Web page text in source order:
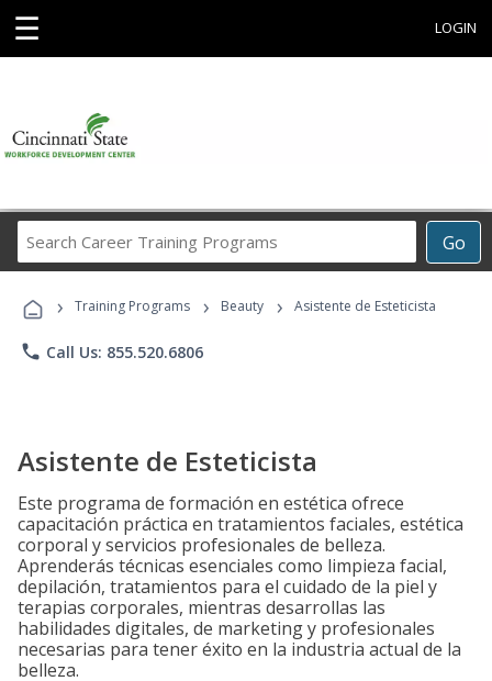
☰ LOGIN
Go
Career
Programs
› Training Programs › Beauty › Asistente de Esteticista
phone Call Us: 855.520.6806
Asistente de Esteticista
Este programa de formación en estética ofrece
capacitación práctica en tratamientos faciales, estética
corporal y servicios profesionales de belleza.
Aprenderás técnicas esenciales como limpieza facial,
depilación, tratamientos para el cuidado de la piel y
terapias corporales, mientras desarrollas las
habilidades digitales, de marketing y profesionales
necesarias para tener éxito en la industria actual de la
belleza.